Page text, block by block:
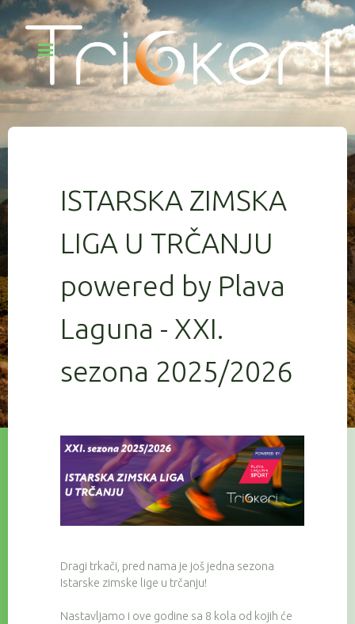
ISTARSKA ZIMSKA
LIGA U TRČANJU
powered by Plava
Laguna - XXI.
sezona 2025/2026
Dragi trkači, pred nama je još jedna sezona
Istarske zimske lige u trčanju!
Nastavljamo i ove godine sa 8 kola od kojih će